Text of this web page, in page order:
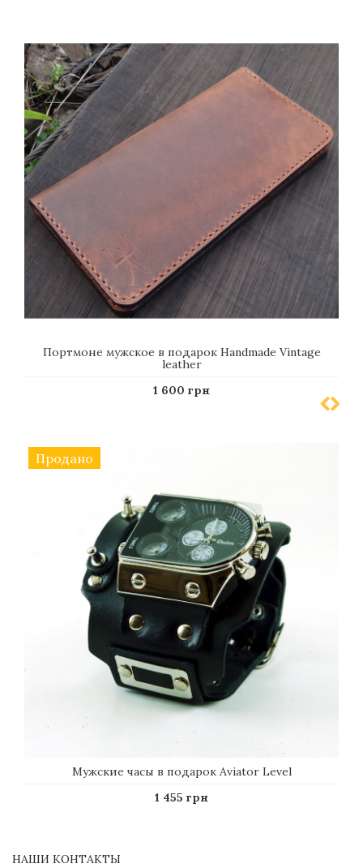
Портмоне мужское в подарок Handmade Vintage
leather
1 600 грн
Продано
Мужские часы в подарок Aviator Level
1 455 грн
НАШИ КОНТАКТЫ